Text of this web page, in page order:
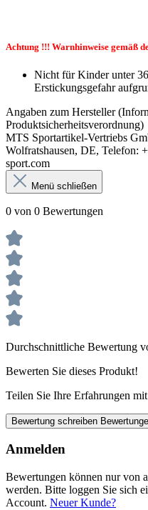
Achtung !!! Warnhinweise gemäß
Nicht für Kinder unter
Erstickungsgefahr
Angaben zum Hersteller
Produktsicherheitsverordnung)
MTS Sportartikel-Vertriebs
Wolfratshausen, DE, Telefon:
sport.com
Menü schließen
0 von 0 Bewertungen
Durchschnittliche Bewertung
Bewerten Sie dieses Produkt!
Teilen Sie Ihre Erfahrungen
Bewertung schreiben
Anmelden
Bewertungen können nur von
werden. Bitte loggen Sie sich
Account. Neuer Kunde?